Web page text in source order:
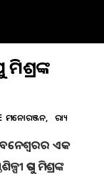
ମନୋରଞ୍ଜନ ରାଜ୍ୟ
ଏକ
ତପୁ ମିଶ୍ରଙ୍କ